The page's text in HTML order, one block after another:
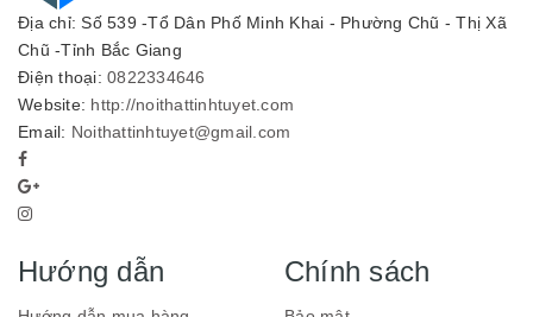
Địa chỉ: Số 539 -Tổ Dân Phố Minh Khai - Phường Chũ - Thị Xã
Chũ -Tỉnh Bắc Giang
Điện thoại: 0822334646
Website: http://noithattinhtuyet.com
Email: Noithattinhtuyet@gmail.com
Hướng dẫn Chính sách